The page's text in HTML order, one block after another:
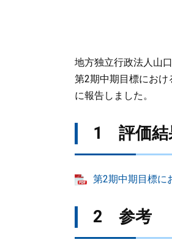
地方独立行政法人山
第2期中期目標にお
に報告しました。
1 評価結
第2期中期目標に
2 参考